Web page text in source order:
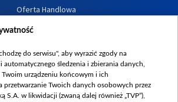
Oferta Handlowa
Dostępność
zgłoszeń wewnętrznych
do serwisu", aby wyrazić zgody na
automatycznego śledzenia i zbierania danych,
urządzeniu końcowym i ich
przetwarzanie Twoich danych osobowych przez
S.A. w likwidacji (zwaną dalej również „TVP”),